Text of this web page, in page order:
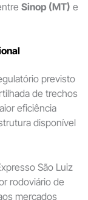
Sinop (MT) e
previsto
de trechos
eficiência
disponível
São Luiz
rodoviário de
mercados